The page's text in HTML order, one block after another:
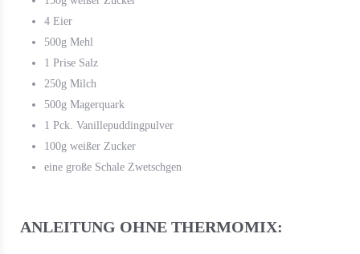
4 Eier
500g Mehl
1 Prise Salz
250g Milch
500g Magerquark
1 Pck. Vanillepuddingpulver
100g weißer Zucker
eine große Schale Zwetschgen
ANLEITUNG OHNE THERMOMIX: